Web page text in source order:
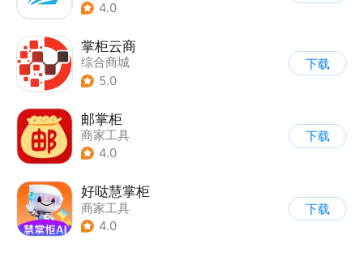
4.0
掌柜云商
综合商城
5.0
下载
邮掌柜
商家工具
4.0
下载
好哒慧掌柜
商家工具
4.0
下载